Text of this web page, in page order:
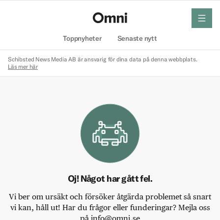
Toppnyheter Senaste nytt
meny
Schibsted News Media AB är ansvarig för dina data på denna webbplats.
Läs mer här
Oj! Något har gått fel.
Vi ber om ursäkt och försöker åtgärda problemet så snart
vi kan, håll ut! Har du frågor eller funderingar? Mejla oss